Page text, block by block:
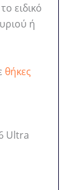
ειδικό
ή
θήκες
Ultra